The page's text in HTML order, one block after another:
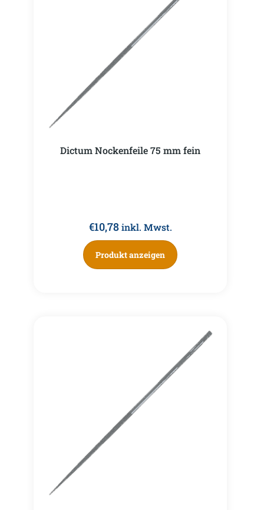
Dictum Nockenfeile 75 mm fein
€10,78 inkl. Mwst.
Produkt anzeigen